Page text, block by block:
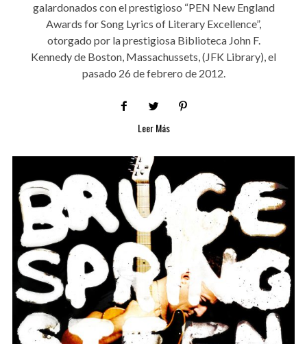
galardonados con el prestigioso “PEN New England
Awards for Song Lyrics of Literary Excellence”,
otorgado por la prestigiosa Biblioteca John F.
Kennedy de Boston, Massachussets, (JFK Library), el
pasado 26 de febrero de 2012.
Leer Más